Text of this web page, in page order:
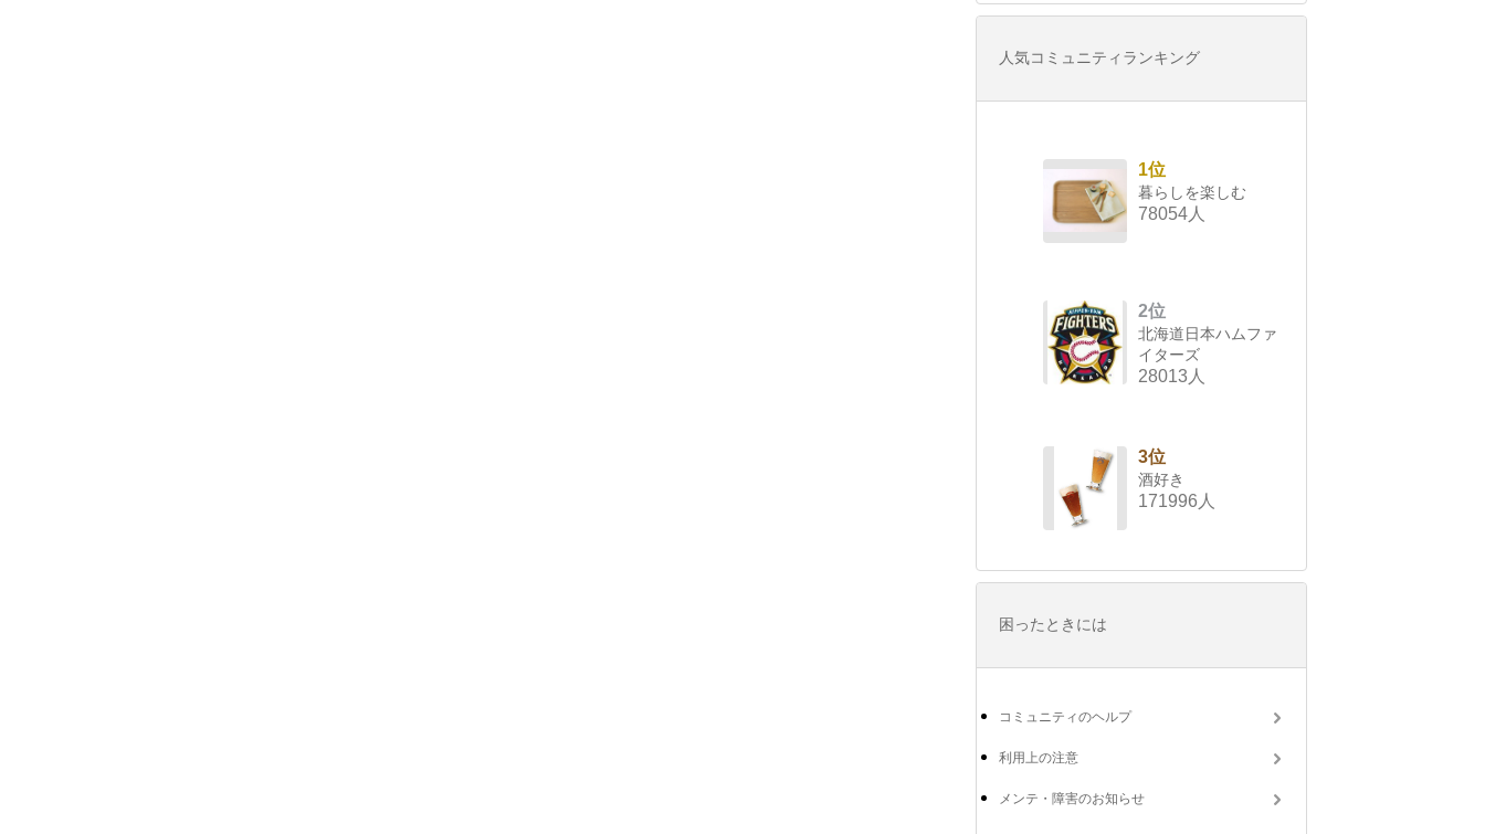
人気コミュニティランキング
1位
暮らしを楽しむ
78054人
2位
北海道日本ハムファ
イターズ
28013人
3位
酒好き
171996人
困ったときには
コミュニティのヘルプ
利用上の注意
メンテ・障害のお知らせ